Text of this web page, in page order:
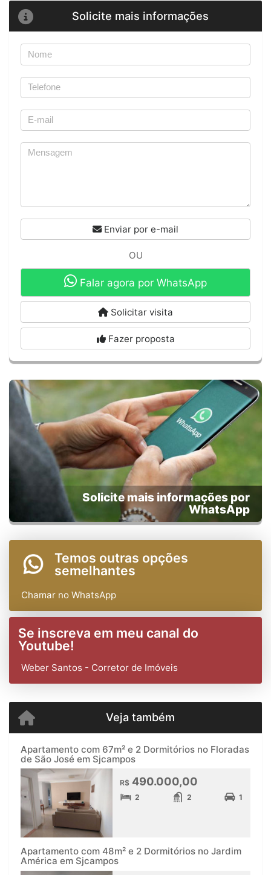
Solicite mais informações
Enviar por e-mail
OU
Falar agora por WhatsApp
Solicitar visita
Fazer proposta
Solicite mais informações por
WhatsApp
Temos outras opções
semelhantes
Chamar no WhatsApp
Se inscreva em meu canal do
Youtube!
Weber Santos - Corretor de Imóveis
Veja também
Apartamento com 67m² e 2 Dormitórios no Floradas
de São José em Sjcampos
R$ 490.000,00
2 2 1
Apartamento com 48m² e 2 Dormitórios no Jardim
América em Sjcampos